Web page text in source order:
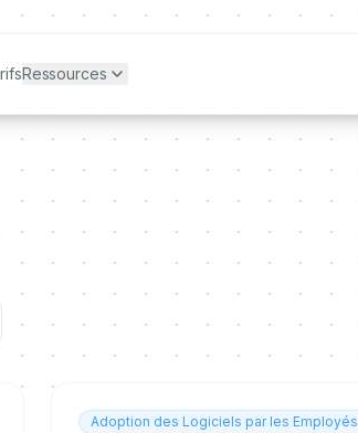
Ressources
Adoption des Logiciels par les Employés